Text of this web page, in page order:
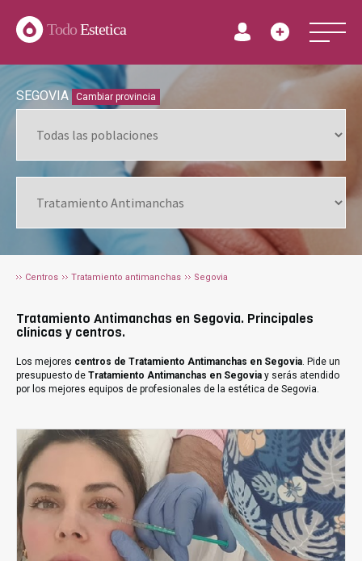
TodoEstetica
SEGOVIA Cambiar provincia
Centros Tratamiento antimanchas Segovia
Tratamiento Antimanchas en Segovia. Principales
clínicas y centros.
Los mejores centros de Tratamiento Antimanchas en Segovia. Pide un
presupuesto de Tratamiento Antimanchas en Segovia y serás atendido
por los mejores equipos de profesionales de la estética de Segovia.